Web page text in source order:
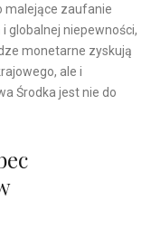
malejące zaufanie
globalnej niepewności,
monetarne zyskują
ale i
Środka jest nie do